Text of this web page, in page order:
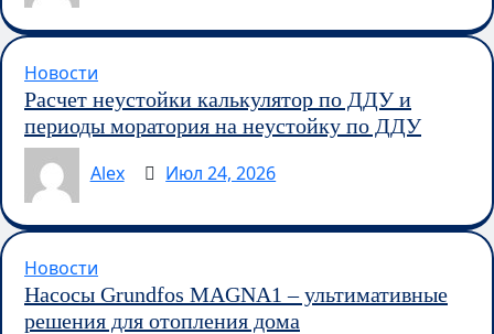
Новости
Расчет неустойки калькулятор по ДДУ и
периоды моратория на неустойку по ДДУ
Alex
Июл 24, 2026
Новости
Насосы Grundfos MAGNA1 – ультимативные
решения для отопления дома